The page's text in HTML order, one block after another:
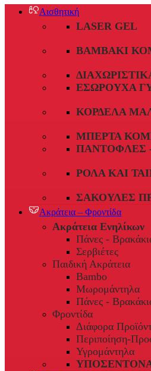
Αισθητική
LASER GEL
ΒΑΜΒΆΚΙ
ΕΣΏΡΟΥΧΑ
ΚΟΡΔΈΛΑ
ΜΠΈΡΤΑ
ΠΑΝΤΌΦΛΕΣ
ΡΟΛΆ ΚΑΙ
ΣΑΚΟΎΛΕΣ
Ακράτεια – Φροντίδα
Ακράτεια Ενηλίκων
Πάνες -
Σερβιέτες
Παιδική Ακράτεια
Bambo
Μωρομάντηλα
Πάνες -
Φροντίδα
Διάφορα
Περιποίηση-
Υγρομάντηλα